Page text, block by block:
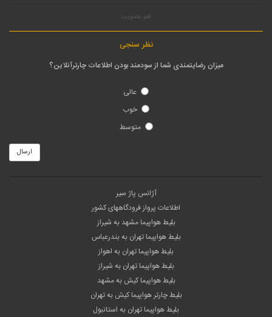
لغو عضویت
نظر سنجی
میزان رضایتمندی شما از سودمند بودن اطلاعات چارترآنلاین؟
عالی
خوب
متوسط
ارسال
آژانس پاژ سیر
اطلاعات پرواز فرودگاههای کشور
بلیط هواپیما مشهد به شیراز
بلیط هواپیما تهران به بندرعباس
بلیط هواپیما تهران به اهواز
بلیط هواپیما تهران به شیراز
بلیط هواپیما کیش به مشهد
بلیط چارتر هواپیما کیش به تهران
بلیط هواپیما تهران به استانبول